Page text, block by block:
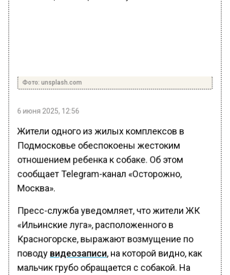
Фото: unsplash.com
6 июня 2025, 12:56
Жители одного из жилых комплексов в
Подмосковье обеспокоены жестоким
отношением ребенка к собаке. Об этом
сообщает Telegram-канал «Осторожно,
Москва».
Пресс-служба уведомляет, что жители ЖК
«Ильинские луга», расположенного в
Красногорске, выражают возмущение по
поводу видеозаписи , на которой видно, как
мальчик грубо обращается с собакой. На